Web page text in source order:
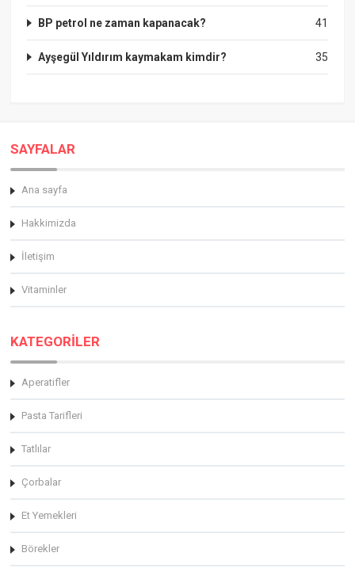
41
BP petrol ne zaman kapanacak?
35
Ayşegül Yıldırım kaymakam kimdir?
SAYFALAR
Ana sayfa
Hakkimizda
İletişim
Vitaminler
KATEGORİLER
Aperatifler
Pasta Tarifleri
Tatlılar
Çorbalar
Et Yemekleri
Börekler